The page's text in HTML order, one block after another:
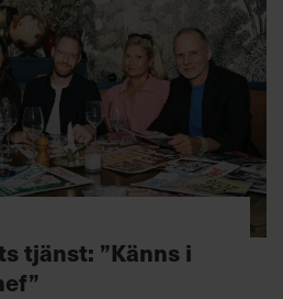
tjänst: ”Känns i